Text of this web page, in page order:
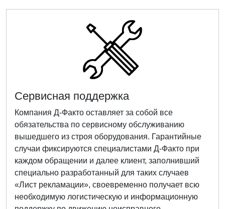
Сервисная поддержка
Компания Д-Факто оставляет за собой все
обязательства по сервисному обслуживанию
вышедшего из строя оборудования. Гарантийные
случаи фиксируются специалистами Д-Факто при
каждом обращении и далее клиент, заполнивший
специально разработанный для таких случаев
«Лист рекламации», своевременно получает всю
необходимую логистическую и информационную